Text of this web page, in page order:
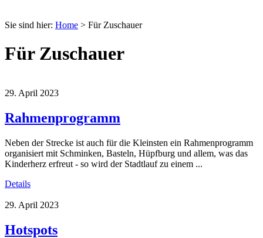
Sie sind hier: Home > Für Zuschauer
Für Zuschauer
29. April 2023
Rahmenprogramm
Neben der Strecke ist auch für die Kleinsten ein Rahmenprogramm
organisiert mit Schminken, Basteln, Hüpfburg und allem, was das
Kinderherz erfreut - so wird der Stadtlauf zu einem ...
Details
29. April 2023
Hotspots